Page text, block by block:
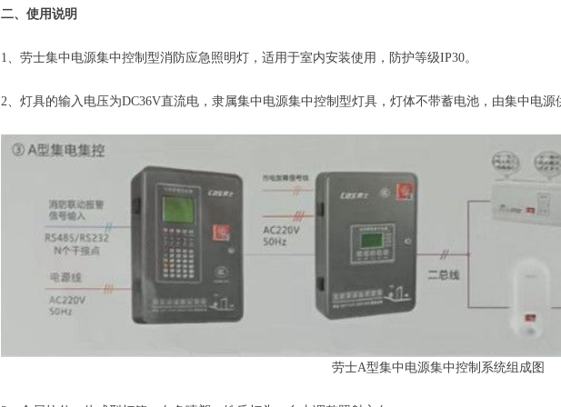
二、使用说明
1、劳士集中电源集中控制型消防应急照明灯，适用于室内安装使用，防护等级IP30。
2、灯具的输入电压为DC36V直流电，隶属集中电源集中控制型灯具，灯体不带蓄电池，由集中电源
劳士A型集中电源集中控制系统组成图